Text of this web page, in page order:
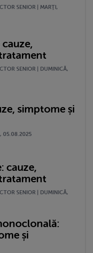
SENIOR | MARŢI,
SENIOR | DUMINICĂ,
simptome și
05.08.2025
cauze,
SENIOR | DUMINICĂ,
și